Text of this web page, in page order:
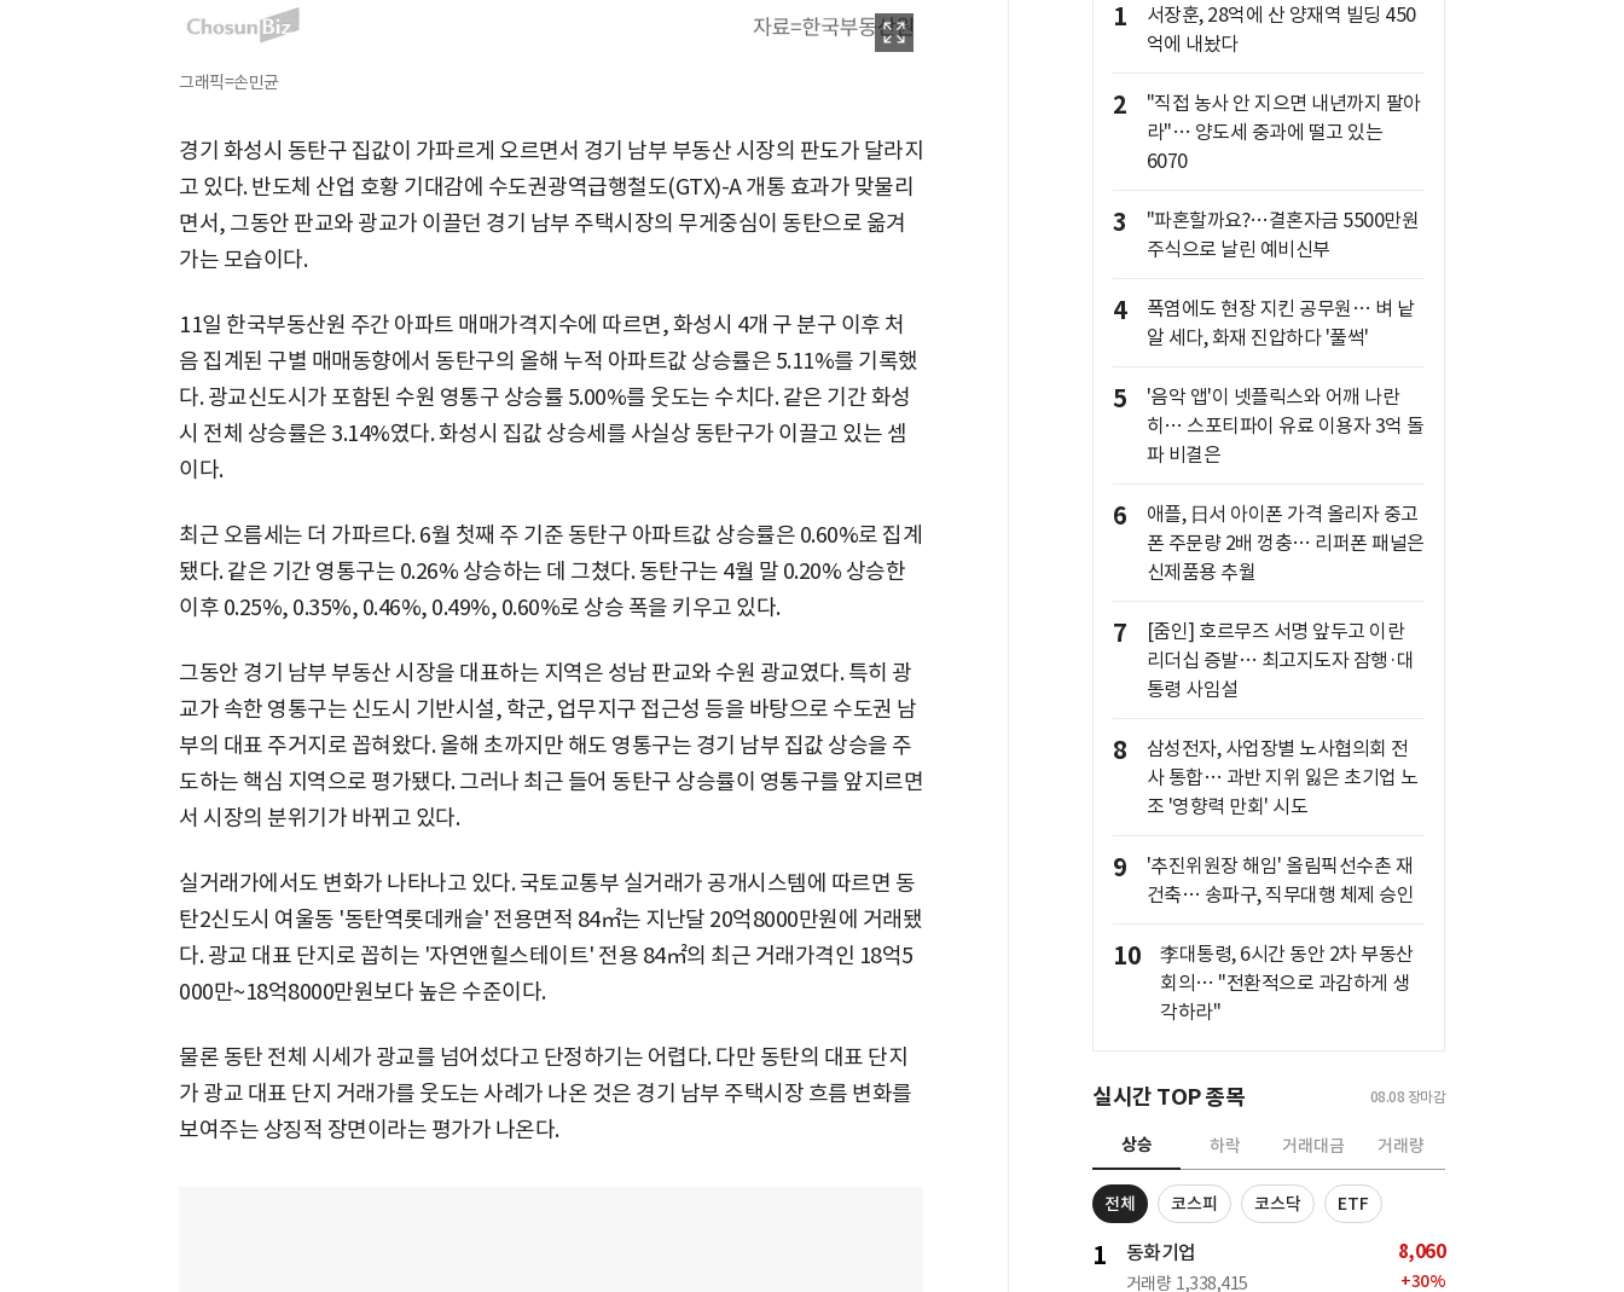
그래픽=손민균
경기 화성시 동탄구 집값이 가파르게 오르면서 경기 남부 부동산 시장의 판도가 달라지
고 있다. 반도체 산업 호황 기대감에 수도권광역급행철도(GTX)-A 개통 효과가 맞물리
면서, 그동안 판교와 광교가 이끌던 경기 남부 주택시장의 무게중심이 동탄으로 옮겨
가는 모습이다.
11일 한국부동산원 주간 아파트 매매가격지수에 따르면, 화성시 4개 구 분구 이후 처
음 집계된 구별 매매동향에서 동탄구의 올해 누적 아파트값 상승률은 5.11%를 기록했
다. 광교신도시가 포함된 수원 영통구 상승률 5.00%를 웃도는 수치다. 같은 기간 화성
시 전체 상승률은 3.14%였다. 화성시 집값 상승세를 사실상 동탄구가 이끌고 있는 셈
이다.
최근 오름세는 더 가파르다. 6월 첫째 주 기준 동탄구 아파트값 상승률은 0.60%로 집계
됐다. 같은 기간 영통구는 0.26% 상승하는 데 그쳤다. 동탄구는 4월 말 0.20% 상승한
이후 0.25%, 0.35%, 0.46%, 0.49%, 0.60%로 상승 폭을 키우고 있다.
그동안 경기 남부 부동산 시장을 대표하는 지역은 성남 판교와 수원 광교였다. 특히 광
교가 속한 영통구는 신도시 기반시설, 학군, 업무지구 접근성 등을 바탕으로 수도권 남
부의 대표 주거지로 꼽혀왔다. 올해 초까지만 해도 영통구는 경기 남부 집값 상승을 주
도하는 핵심 지역으로 평가됐다. 그러나 최근 들어 동탄구 상승률이 영통구를 앞지르면
서 시장의 분위기가 바뀌고 있다.
실거래가에서도 변화가 나타나고 있다. 국토교통부 실거래가 공개시스템에 따르면 동
탄2신도시 여울동 '동탄역롯데캐슬' 전용면적 84㎡는 지난달 20억8000만원에 거래됐
다. 광교 대표 단지로 꼽히는 '자연앤힐스테이트' 전용 84㎡의 최근 거래가격인 18억5
000만~18억8000만원보다 높은 수준이다.
물론 동탄 전체 시세가 광교를 넘어섰다고 단정하기는 어렵다. 다만 동탄의 대표 단지
가 광교 대표 단지 거래가를 웃도는 사례가 나온 것은 경기 남부 주택시장 흐름 변화를
보여주는 상징적 장면이라는 평가가 나온다.
1
서장훈, 28억에 산 양재역 빌딩 450
억에 내놨다
2
"직접 농사 안 지으면 내년까지 팔아
라"… 양도세 중과에 떨고 있는
6070
3
"파혼할까요?…결혼자금 5500만원
주식으로 날린 예비신부
4
폭염에도 현장 지킨 공무원… 벼 낱
알 세다, 화재 진압하다 '풀썩'
5
'음악 앱'이 넷플릭스와 어깨 나란
히… 스포티파이 유료 이용자 3억 돌
파 비결은
6
애플, 日서 아이폰 가격 올리자 중고
폰 주문량 2배 껑충… 리퍼폰 패널은
신제품용 추월
7
[줌인] 호르무즈 서명 앞두고 이란
리더십 증발… 최고지도자 잠행·대
통령 사임설
8
삼성전자, 사업장별 노사협의회 전
사 통합… 과반 지위 잃은 초기업 노
조 '영향력 만회' 시도
9
'추진위원장 해임' 올림픽선수촌 재
건축… 송파구, 직무대행 체제 승인
10
李대통령, 6시간 동안 2차 부동산
회의… "전환적으로 과감하게 생
각하라"
실시간 TOP 종목 08.08 장마감
상승 하락 거래대금 거래량
전체 코스피 코스닥 ETF
1 동화기업
거래량 1,338,415
8,060
+30%